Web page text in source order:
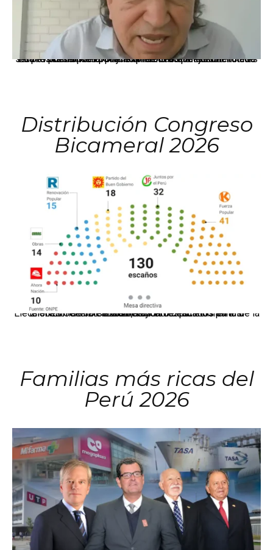
La presidenta Keiko Fujimori informó que la solicitud de indulto presentada por el expresidente Alejandro Toledo será evaluada por la Comisión de Gracias Presidenciales conforme al procedimiento establecido.
Distribución Congreso
Bicameral 2026
El JNE oficializó la distribución de escaños para la elección de 60 senadores y 130 diputados en las Elecciones Generales 2026, tras el restablecimiento de la Bicameralidad.
Familias más ricas del
Perú 2026